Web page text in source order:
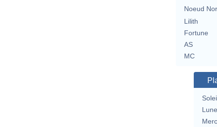
Noeud
Lilith
Fortune
AS
MC
Lune